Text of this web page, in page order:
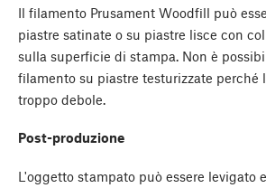
Il filamento Prusament Woodfill può
piastre satinate o su piastre lisce con
sulla superficie di stampa. Non è
filamento su piastre testurizzate perché
troppo debole.
Post-produzione
L'oggetto stampato può essere levigato